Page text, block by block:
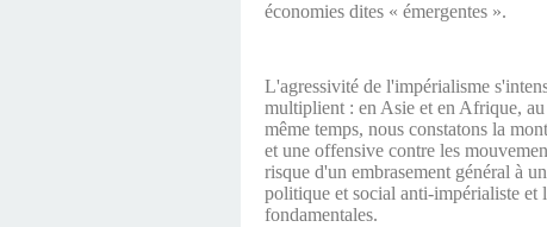
économies dites « émergentes ».
L'agressivité de l'impérialisme
multiplient : en Asie et en Afrique,
même temps, nous constatons la
et une offensive contre les
risque d'un embrasement général à
politique et social anti-impérialiste et
fondamentales.